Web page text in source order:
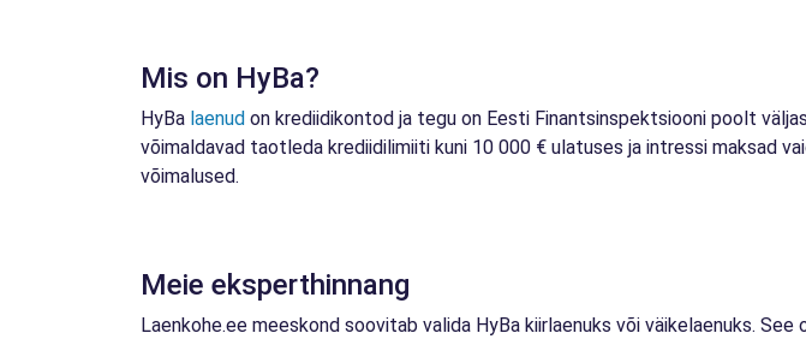
Mis on HyBa?
HyBa laenud on krediidikontod ja tegu on Eesti Finantsinspektsiooni poolt
võimaldavad taotleda krediidilimiiti kuni 10 000 € ulatuses ja intressi maksad
võimalused.
Meie eksperthinnang
Laenkohe.ee meeskond soovitab valida HyBa kiirlaenuks või väikelaenuks.